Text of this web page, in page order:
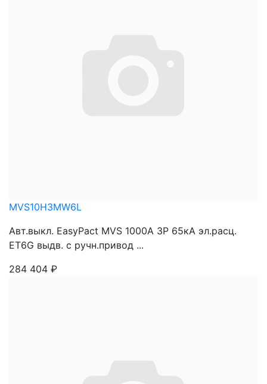
MVS10H3MW6L
Авт.выкл. EasyPact MVS 1000A 3P 65кА эл.расц.
ET6G выдв. с ручн.привод ...
284 404 ₽